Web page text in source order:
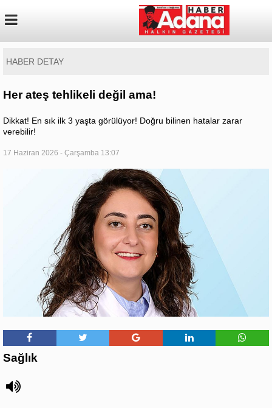
HABER DETAY
Her ateş tehlikeli değil ama!
Dikkat! En sık ilk 3 yaşta görülüyor! Doğru bilinen hatalar zarar
verebilir!
17 Haziran 2026 - Çarşamba 13:07
Sağlık